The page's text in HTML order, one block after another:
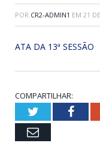
POR CR2-ADMIN1 EM 21
ATA DA 13ª SESSÃO
COMPARTILHAR:
Twitter
Email